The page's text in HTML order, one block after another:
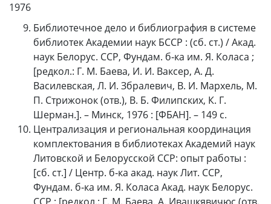
1976
Библиотечное дело и библиография в системе
библиотек Академии наук БССР : (сб. ст.) / Акад.
наук Белорус. ССР, Фундам. б‑ка им. Я. Коласа ;
[редкол.: Г. М. Баева, И. И. Ваксер, А. Д.
Василевская, Л. И. Збралевич, В. И. Мархель, М.
П. Стрижонок (отв.), В. Б. Филипских, К. Г.
Шерман.]. – Минск, 1976 : [ФБАН]. – 149 с.
Централизация и региональная координация
комплектования в библиотеках Академий наук
Литовской и Белорусской ССР: опыт работы :
[сб. ст.] / Центр. б‑ка акад. наук Лит. ССР,
Фундам. б‑ка им. Я. Коласа Акад. наук Белорус.